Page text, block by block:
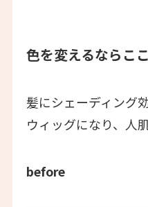
色を変えるならこ
髪にシェーディング
ウィッグになり、人
before